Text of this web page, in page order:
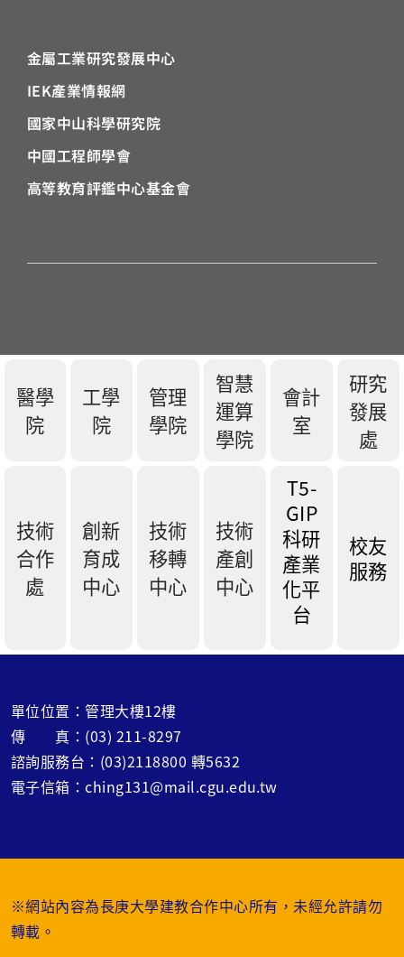
金屬工業研究發展中心
IEK產業情報網
國家中山科學研究院
中國工程師學會
高等教育評鑑中心基金會
醫學
院
工學
院
管理
學院
智慧
運算
學院
會計
室
研究
發展
處
技術
合作
處
創新
育成
中心
技術
移轉
中心
技術
產創
中心
T5-
GIP
科研
產業
化平
台
校友
服務
單位位置：管理大樓12樓
傳 真：(03) 211-8297
諮詢服務台：(03)2118800 轉5632
電子信箱：ching131@mail.cgu.edu.tw
※網站內容為長庚大學建教合作中心所有，未經允許請勿
轉載。